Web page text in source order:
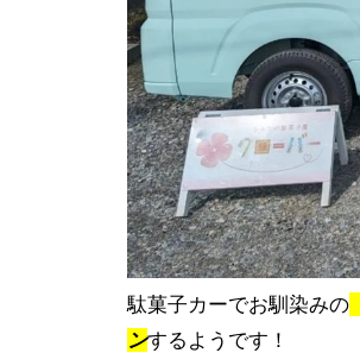
駄菓子カーでお馴染みの
ンするようです！